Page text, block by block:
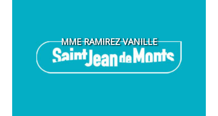
MME RAMIREZ VANILLE